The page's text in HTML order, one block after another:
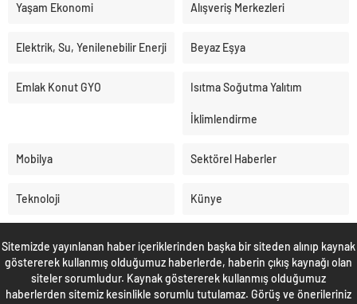
Yaşam Ekonomi Alışveriş Merkezleri
Elektrik, Su, Yenilenebilir Enerji Beyaz Eşya
Emlak Konut GYO Isıtma Soğutma Yalıtım
İklimlendirme
Mobilya Sektörel Haberler
Teknoloji Künye
Sitemizde yayınlanan haber içeriklerinden başka bir siteden alınıp kaynak
göstererek kullanmış olduğumuz haberlerde, haberin çıkış kaynağı olan
siteler sorumludur. Kaynak göstererek kullanmış olduğumuz
haberlerden sitemiz kesinlikle sorumlu tutulamaz. Görüş ve önerileriniz